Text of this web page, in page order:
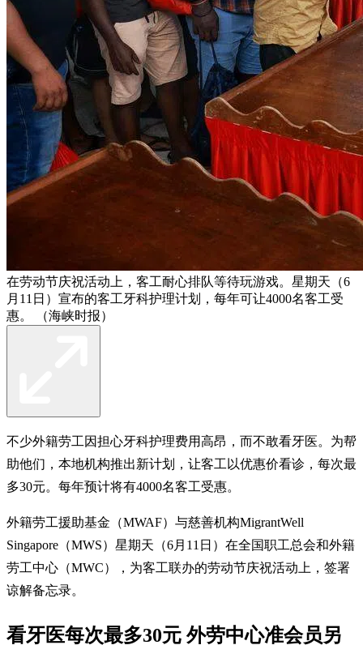
在劳动节庆祝活动上，客工耐心排队等待玩游戏。星期天（6
月11日）宣布的客工牙科护理计划，每年可让4000名客工受
惠。 （海峡时报）
不少外籍劳工因担心牙科护理费用高昂，而不敢看牙医。为帮
助他们，本地机构推出新计划，让客工以优惠价看诊，每次最
多30元。每年预计将有4000名客工受惠。
外籍劳工援助基金（MWAF）与慈善机构MigrantWell
Singapore（MWS）星期天（6月11日）在全国职工总会和外籍
劳工中心（MWC），为客工联办的劳动节庆祝活动上，签署
谅解备忘录。
看牙医每次最多30元 外劳中心准会员另